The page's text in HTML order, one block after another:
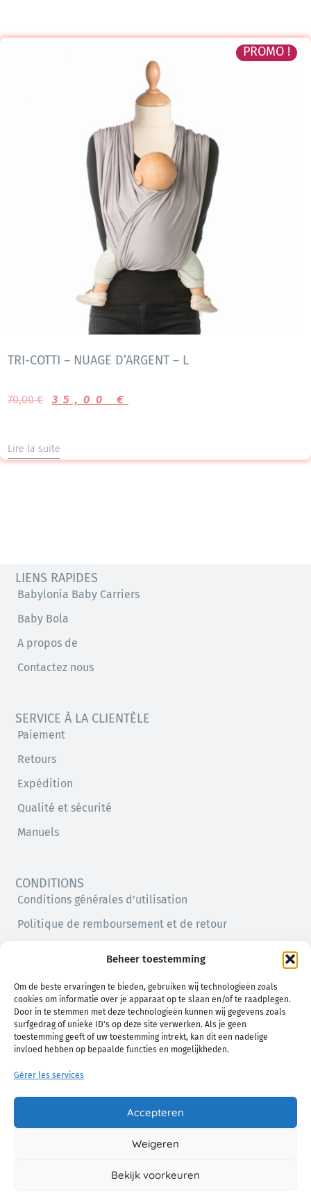
Beheer toestemming
Om de beste ervaringen te bieden, gebruiken wij technologieën zoals
cookies om informatie over je apparaat op te slaan en/of te raadplegen.
Door in te stemmen met deze technologieën kunnen wij gegevens zoals
surfgedrag of unieke ID's op deze site verwerken. Als je geen
toestemming geeft of uw toestemming intrekt, kan dit een nadelige
invloed hebben op bepaalde functies en mogelijkheden.
Gérer les services
Accepteren
Weigeren
Bekijk voorkeuren
PROMO !
TRI-COTTI – NUAGE D’ARGENT – L
70,00€ 35,00 €
Lire la suite
LIENS RAPIDES
Babylonia Baby Carriers
Baby Bola
A propos de
Contactez nous
SERVICE À LA CLIENTÈLE
Paiement
Retours
Expédition
Qualité et sécurité
Manuels
CONDITIONS
Conditions générales d’utilisation
Politique de remboursement et de retour